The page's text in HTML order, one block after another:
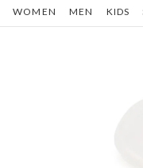
WOMEN MEN KIDS